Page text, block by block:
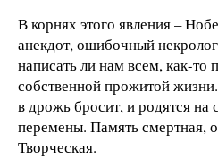
В корнях этого явления –
анекдот, ошибочный
написать ли нам всем, как-то
собственной прожитой
в дрожь бросит, и родятся на
перемены. Память смертная,
Творческая.